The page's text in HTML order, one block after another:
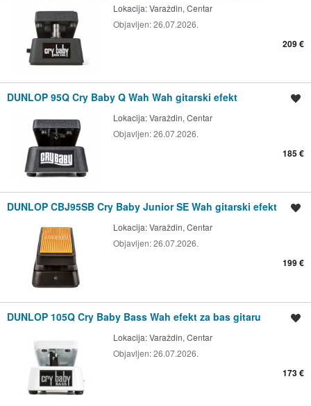
Lokacija:Varaždin, Centar
Objavljen:26.07.2026.
209 €
DUNLOP 95Q Cry Baby Q Wah Wah gitarski efekt
Lokacija:Varaždin, Centar
Objavljen:26.07.2026.
185 €
DUNLOP CBJ95SB Cry Baby Junior SE Wah gitarski efekt
Lokacija:Varaždin, Centar
Objavljen:26.07.2026.
199 €
DUNLOP 105Q Cry Baby Bass Wah efekt za bas gitaru
Lokacija:Varaždin, Centar
Objavljen:26.07.2026.
173 €